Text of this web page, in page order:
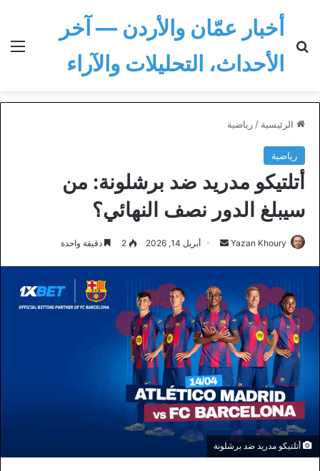
أخبار عمّان والأردن — آخر
الأحداث، التحليلات والآراء
الرئيسية / رياضية
رياضية
أتلتيكو مدريد ضد برشلونة: من
سيبلغ الدور نصف النهائي؟
Yazan Khoury
أرسل أبريل 14, 2026 2 دقيقة واحدة
أتلتيكو مدريد ضد برشلونة